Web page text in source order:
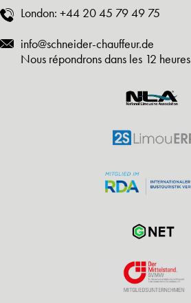
London: +44 20 45 79 49 75
info@schneider-chauffeur.de
Nous répondrons dans les 12 heures